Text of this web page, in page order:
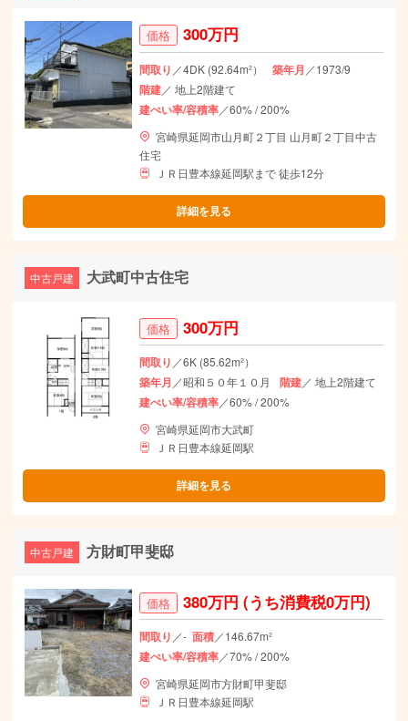
価格 300万円
間取り ／4DK (92.64m²） 築年月 ／1973/9
階建／ 地上2階建て
建ぺい率/容積率／60% / 200%
宮崎県延岡市山月町２丁目 山月町２丁目中古
住宅
ＪＲ日豊本線延岡駅まで 徒歩12分
詳細を見る
中古戸建 大武町中古住宅
価格 300万円
間取り ／6K (85.62m²）
築年月 ／昭和５０年１０月 階建／ 地上2階建て
建ぺい率/容積率／60% / 200%
宮崎県延岡市大武町
ＪＲ日豊本線延岡駅
詳細を見る
中古戸建 方財町甲斐邸
価格 380万円(うち消費税0万円)
間取り ／- 面積／146.67m²
建ぺい率/容積率／70% / 200%
宮崎県延岡市方財町甲斐邸
ＪＲ日豊本線延岡駅